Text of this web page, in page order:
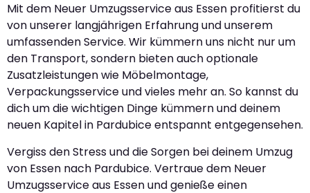
Mit dem Neuer Umzugsservice aus Essen profitierst du
von unserer langjährigen Erfahrung und unserem
umfassenden Service. Wir kümmern uns nicht nur um
den Transport, sondern bieten auch optionale
Zusatzleistungen wie Möbelmontage,
Verpackungsservice und vieles mehr an. So kannst du
dich um die wichtigen Dinge kümmern und deinem
neuen Kapitel in Pardubice entspannt entgegensehen.
Vergiss den Stress und die Sorgen bei deinem Umzug
von Essen nach Pardubice. Vertraue dem Neuer
Umzugsservice aus Essen und genieße einen